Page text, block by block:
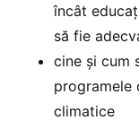
încât
să fie
cine și cum
programele
climatice